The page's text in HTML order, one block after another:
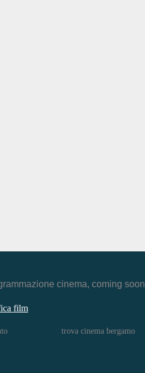
cinema, coming soon
film
trova cinema bergamo